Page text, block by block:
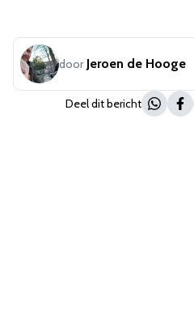
door Jeroen de Hooge
Deel dit bericht